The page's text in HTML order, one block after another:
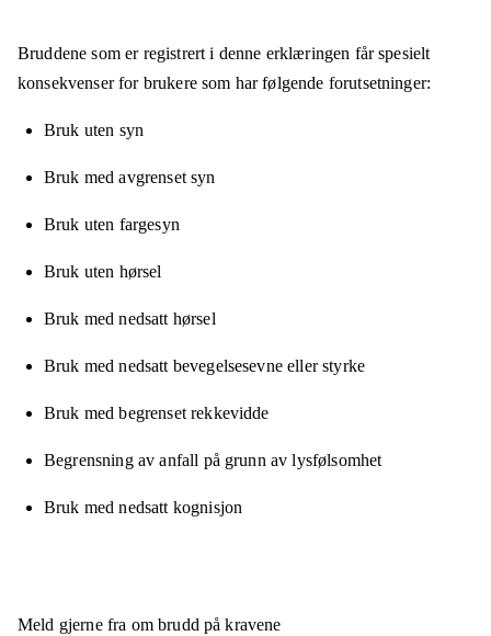
Bruddene som er registrert i denne erklæringen får spesielt
konsekvenser for brukere som har følgende forutsetninger:
Bruk uten syn
Bruk med avgrenset syn
Bruk uten fargesyn
Bruk uten hørsel
Bruk med nedsatt hørsel
Bruk med nedsatt bevegelsesevne eller styrke
Bruk med begrenset rekkevidde
Begrensning av anfall på grunn av lysfølsomhet
Bruk med nedsatt kognisjon
Meld gjerne fra om brudd på kravene